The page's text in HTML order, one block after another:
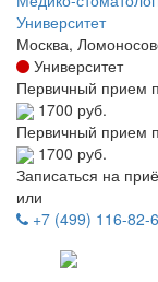
Университет
Москва,
Университет
Первичный прием
1700 руб.
Первичный прием
1700 руб.
Записаться на
или
+7 (499) 116-82-